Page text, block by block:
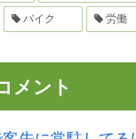
バイク 労働
メント